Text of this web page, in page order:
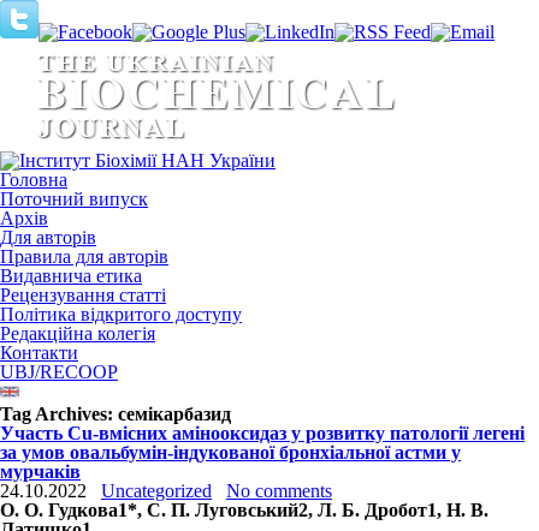
Головна
Поточний випуск
Архів
Для авторів
Правила для авторів
Видавнича етика
Рецензування статті
Політика відкритого доступу
Редакційна колегія
Контакти
UBJ/RECOOP
Tag Archives: семікарбазид
Участь Cu-вмісних амінооксидаз у розвитку патології легені
за умов овальбумін-індукованої бронхіальної астми у
мурчаків
24.10.2022
Uncategorized
No comments
О. О. Гудкова1*, С. П. Луговський2, Л. Б. Дробот1, Н. В.